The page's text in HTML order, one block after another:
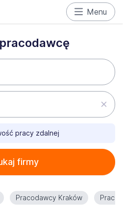
Menu
pracy zdalnej
firmy
Pracodawcy Kraków